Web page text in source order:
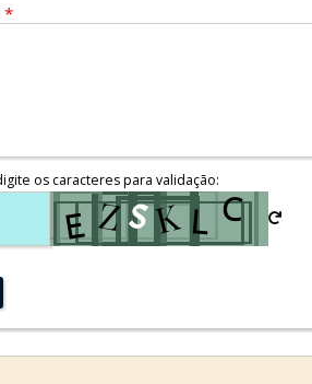
*
os caracteres para validação: